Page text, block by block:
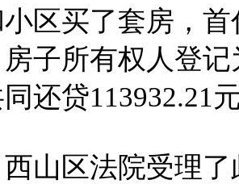
区买了套房，
子所有权人登
还贷113932.21
区法院受理了